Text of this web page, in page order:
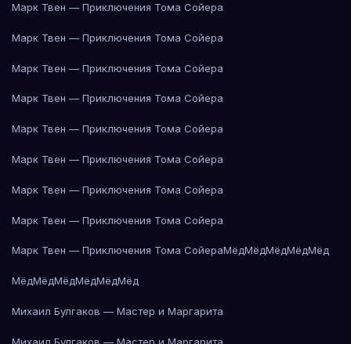
Марк Твен — Приключения Тома Сойера
Марк Твен — Приключения Тома Сойера
Марк Твен — Приключения Тома Сойера
Марк Твен — Приключения Тома Сойера
Марк Твен — Приключения Тома Сойера
Марк Твен — Приключения Тома Сойера
Марк Твен — Приключения Тома Сойера
Марк Твен — Приключения Тома Сойера
Марк Твен — Приключения Тома СойераМёдМёдМёдМёдМёд
МёдМёдМёдМёдМёдМёд
Михаил Булгаков — Мастер и Маргарита
Михаил Булгаков — Мастер и Маргарита